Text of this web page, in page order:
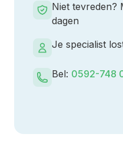
Niet tevreden?
dagen
Je specialist
Bel: 0592-748